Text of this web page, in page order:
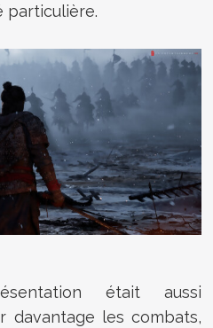
particulière.
était aussi
davantage les combats,